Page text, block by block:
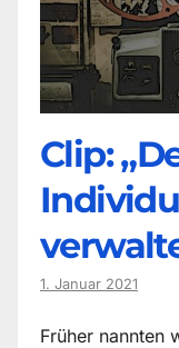
Clip:
1. Januar 2021
Früher nannten